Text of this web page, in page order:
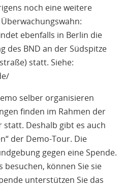
noch eine weitere
ebenfalls in Berlin die
des BND an der Südspitze
statt. Siehe:
selber organisieren
finden im Rahmen der
statt. Deshalb gibt es auch
der Demo-Tour. Die
gegen eine Spende.
besuchen, können Sie sie
unterstützen Sie das